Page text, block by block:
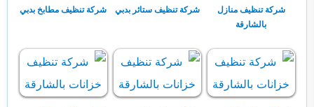
شركة تنظيف منازل
بالشارقة
شركة تنظيف ستائر بدبي شركة تنظيف مطابخ بدبي